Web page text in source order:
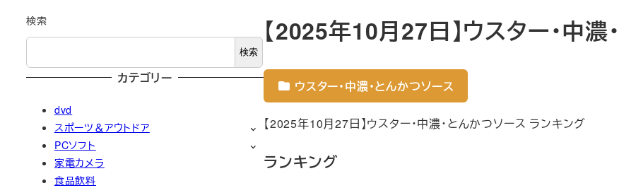
【2025年10月27日】ウスター・中
ウスター・中濃・とんかつソース
【2025年10月27日】ウスター・中濃・とんかつソース ランキング
ランキング
検索
検索
カテゴリー
dvd
スポーツ＆アウトドア
PCソフト
家電カメラ
食品飲料